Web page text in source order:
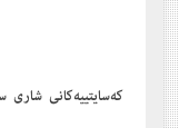
کەسایتییەکانی شاری